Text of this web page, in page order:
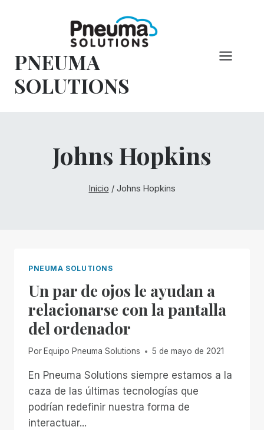
PNEUMA
SOLUTIONS
Johns Hopkins
Inicio / Johns Hopkins
PNEUMA SOLUTIONS
Un par de ojos le ayudan a
relacionarse con la pantalla
del ordenador
Por Equipo Pneuma Solutions 5 de mayo de 2021
En Pneuma Solutions siempre estamos a la
caza de las últimas tecnologías que
podrían redefinir nuestra forma de
interactuar...